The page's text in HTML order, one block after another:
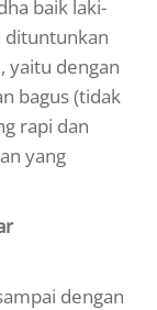
baik laki-
dituntunkan
yaitu dengan
bagus (tidak
rapi dan
yang
dengan